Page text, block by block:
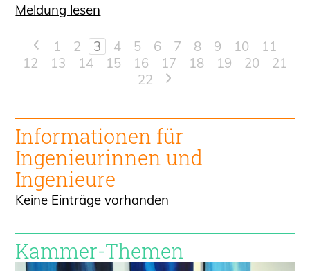
Meldung lesen
< 1 2 3 4 5 6 7 8 9 10
11
12
13 14 15 16 17 18 19 20
21
22
>
Informationen für
Ingenieurinnen und
Ingenieure
Keine Einträge vorhanden
Kammer-Themen